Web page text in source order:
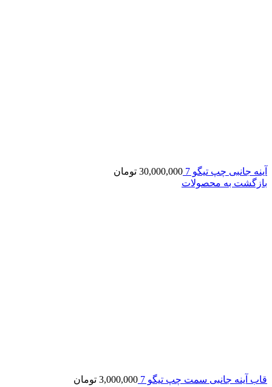
آینه جانبی چپ تیگو 7 30,000,000 تومان
بازگشت به محصولات
قاب آینه جانبی سمت چپ تیگو 7 3,000,000 تومان